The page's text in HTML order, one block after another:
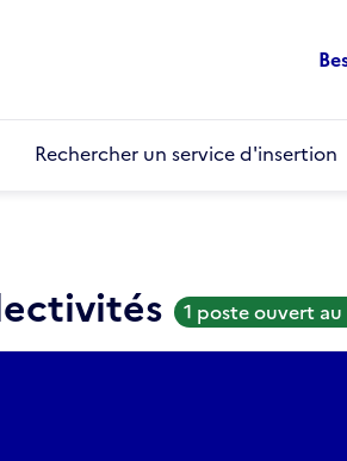
Rechercher un service d'insertion
1 poste ouvert